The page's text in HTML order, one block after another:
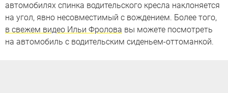
автомобилях спинка водительского кресла наклоняется
на угол, явно несовместимый с вождением. Более того,
в свежем видео Ильи Фролова вы можете посмотреть
на автомобиль с водительским сиденьем-оттоманкой.